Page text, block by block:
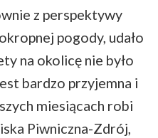
z perspektywy
pogody, udało
na okolicę nie było
bardzo przyjemna i
miesiącach robi
Piwniczna-Zdrój,